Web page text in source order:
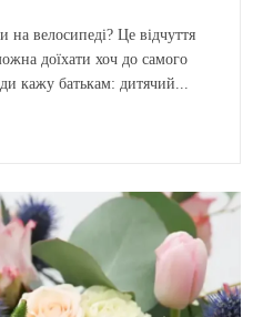
на велосипеді? Це відчуття
доїхати хоч до самого
кажу батькам: дитячий...